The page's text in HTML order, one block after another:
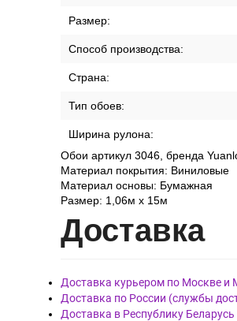
Размер:
Способ производства:
Страна:
Тип обоев:
Ширина рулона:
Обои артикул 3046, бренда
Материал покрытия: Виниловые
Материал основы: Бумажная
Размер: 1,06м x 15м
Доставка
Доставка курьером по Москве
Доставка по России (службы
Доставка в Республику Беларусь